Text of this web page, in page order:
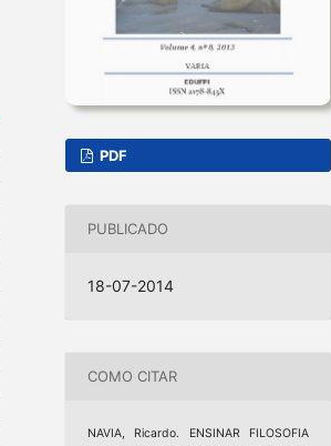
PDF
PUBLICADO
18-07-2014
COMO CITAR
NAVIA, Ricardo. ENSINAR FILOSOFIA